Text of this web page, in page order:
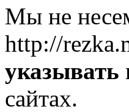
Мы не
http://
указывать
сайтах.